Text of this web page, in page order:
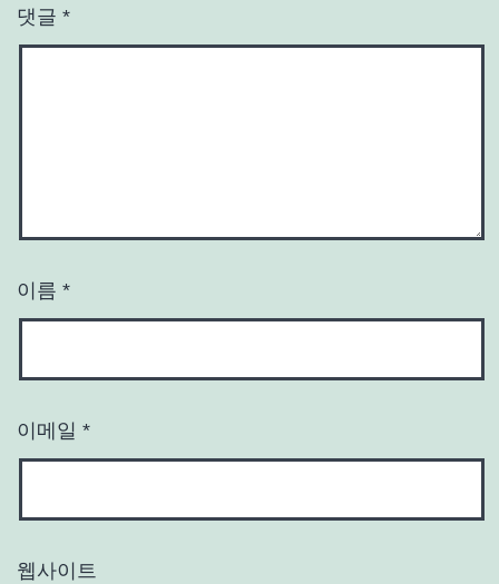
댓글 *
이름 *
이메일 *
웹사이트